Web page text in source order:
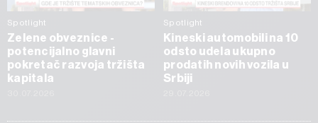
Spotlight
Zelene obveznice -
potencijalno glavni
pokretač razvoja tržišta
kapitala
Spotlight
Kineski automobili na 10
odsto udela ukupno
prodatih novih vozila u
Srbiji